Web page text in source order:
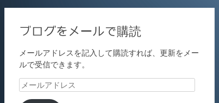
ブログをメールで購読
メールアドレスを記入して購読すれば、更新をメー
ルで受信できます。
メ